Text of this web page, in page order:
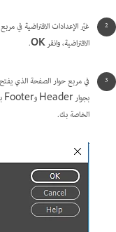
الافتراضية، وانقرOK
.
في مربع حوار الصفحة الذي
الخاصة بك.